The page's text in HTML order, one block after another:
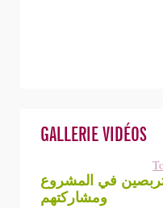
GALLERIE VIDÉOS
في المشروع
ومشاركتهم